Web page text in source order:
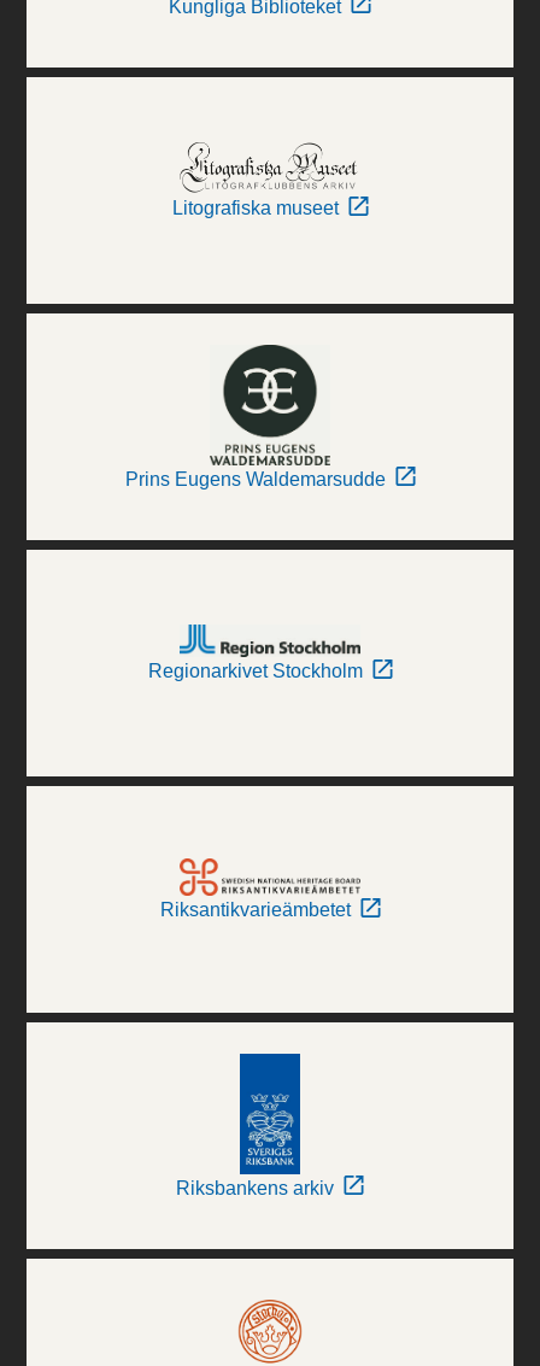
Kungliga Biblioteket
Litografiska museet
Prins Eugens Waldemarsudde
Regionarkivet Stockholm
Riksantikvarieämbetet
Riksbankens arkiv